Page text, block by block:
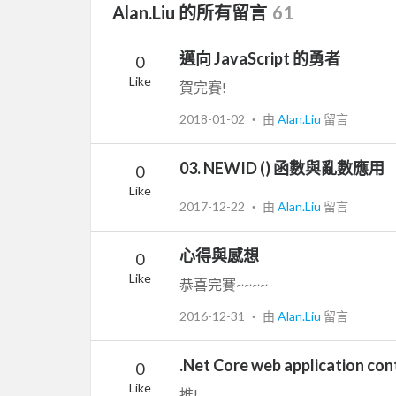
Alan.Liu 的所有留言 61
0
Like
邁向 JavaScript 的勇者
賀完賽!
2018-01-02 ‧ 由 Alan.Liu 留言
0
Like
03. NEWID () 函數與亂數應用
2017-12-22 ‧ 由 Alan.Liu 留言
0
Like
心得與感想
恭喜完賽~~~~
2016-12-31 ‧ 由 Alan.Liu 留言
0
Like
.Net Core web application